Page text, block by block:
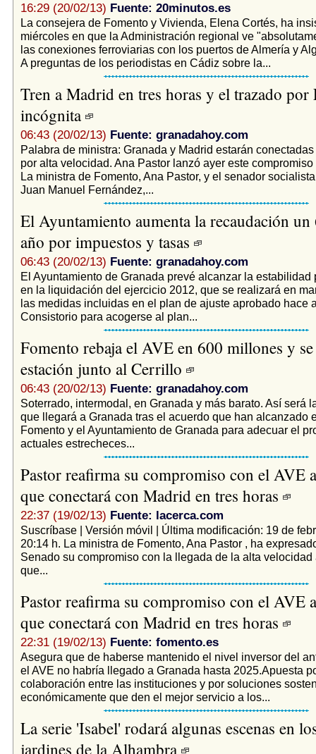
16:29 (20/02/13) Fuente: 20minutos.es
La consejera de Fomento y Vivienda, Elena Cortés, ha
miércoles en que la Administración regional ve
las conexiones ferroviarias con los puertos de Almería y
A preguntas de los periodistas en Cádiz sobre la...
Tren a Madrid en tres horas y el trazado por
incógnita
06:43 (20/02/13) Fuente: granadahoy.com
Palabra de ministra: Granada y Madrid estarán
por alta velocidad. Ana Pastor lanzó ayer este
La ministra de Fomento, Ana Pastor, y el senador
Juan Manuel Fernández,...
El Ayuntamiento aumenta la recaudación un
año por impuestos y tasas
06:43 (20/02/13) Fuente: granadahoy.com
El Ayuntamiento de Granada prevé alcanzar la estabilidad
en la liquidación del ejercicio 2012, que se realizará en
las medidas incluidas en el plan de ajuste aprobado hace
Consistorio para acogerse al plan...
Fomento rebaja el AVE en 600 millones y
estación junto al Cerrillo
06:43 (20/02/13) Fuente: granadahoy.com
Soterrado, intermodal, en Granada y más barato. Así será
que llegará a Granada tras el acuerdo que han alcanzado
Fomento y el Ayuntamiento de Granada para adecuar el
actuales estrecheces...
Pastor reafirma su compromiso con el AVE
que conectará con Madrid en tres horas
22:37 (19/02/13) Fuente: lacerca.com
Suscríbase | Versión móvil | Última modificación: 19 de
20:14 h. La ministra de Fomento, Ana Pastor , ha
Senado su compromiso con la llegada de la alta velocidad
que...
Pastor reafirma su compromiso con el AVE
que conectará con Madrid en tres horas
22:31 (19/02/13) Fuente: fomento.es
Asegura que de haberse mantenido el nivel inversor del
el AVE no habría llegado a Granada hasta 2025.Apuesta
colaboración entre las instituciones y por soluciones
económicamente que den el mejor servicio a los...
La serie 'Isabel' rodará algunas escenas en
jardines de la Alhambra